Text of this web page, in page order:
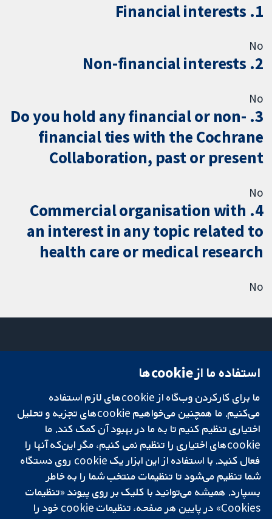
1. Financial interests
No
2. Non-financial interests
No
3. Do you hold any financial or non-
financial ties with the Cochrane
Collaboration, past or present
No
4. Commercial organisation with
an interest in any topic related to
health care or medical research
No
تحقیقات قابل
اعتماد.
تصمیم‌گیری آگاهانه.
سلامت بهتر.
میدان کاوندیش
لندن
W1G 0AN
بریتانیا
دفتر رسانه‌ای
درباره ما
فرصت‌های
شغلی
Cochrane
Library
شبکه همکاری کاکرین، یک مؤسسه خیریه (شماره 1045921) و یک شرکت با
استفاده ما از cookie‌ها
ما برای کارکردن وب‌گاه از cookie‌های لازم استفاده
می‌کنیم. ما همچنین می‌خواهیم cookie‌های تجزیه و تحلیل
اختیاری تنظیم کنیم تا به ما در بهبود آن کمک کند. ما
cookie‌های اختیاری را تنظیم نمی کنیم، مگر این‌که آنها را
فعال کنید. با استفاده از این ابزار یک cookie‌ روی دستگاه
شما تنظیم می‌شود تا تنظیمات منتخب شما را به خاطر
بسپارد. همیشه می‌توانید با کلیک بر روی پیوند «تنظیمات
Cookies» در پایین هر صفحه، تنظیمات cookie‌ خود را